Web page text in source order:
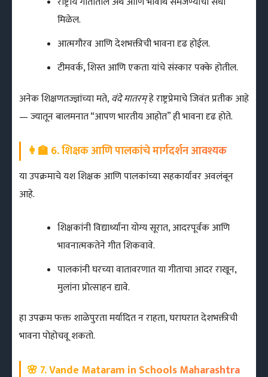
मिळेल.
आत्मगौरव आणि देशभक्तीची भावना दृढ होईल.
टीमवर्क, शिस्त आणि एकता यांचे संस्कार पक्के होतील.
अनेक शिक्षणतज्ज्ञांच्या मते,वंदे मातरम्हे राष्ट्रप्रेमाचे जिवंत प्रतीक आहे
— ज्यातून बालमनात “आपण भारतीय आहोत” ही भावना दृढ होते.
👩‍🏫 6. शिक्षक आणि पालकांचे मार्गदर्शन आवश्यक
या उपक्रमाचे यश शिक्षक आणि पालकांच्या सहकार्यावर अवलंबून
आहे.
शिक्षकांनी विद्यार्थ्यांना योग्य सूरात, आदरपूर्वक आणि
भावनात्मकतेने गीत शिकवावे.
पालकांनी घरच्या वातावरणात या गीताचा आदर राखून,
मुलांना प्रोत्साहन द्यावे.
हा उपक्रम फक्त शाळेपुरता मर्यादित न राहता, घराघरात देशभक्तीची
भावना पोहोचवू शकतो.
🌸 7. Vande Mataram in Schools Maharashtra